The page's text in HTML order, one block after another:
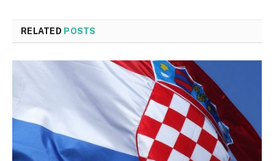
RELATED POSTS